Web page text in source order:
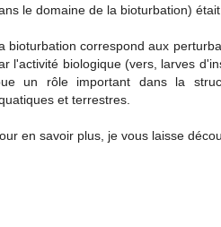
le domaine de la bioturbation)
bioturbation correspond aux
l'activité biologique (vers, larves
un rôle important dans la
et terrestres.
en savoir plus, je vous laisse